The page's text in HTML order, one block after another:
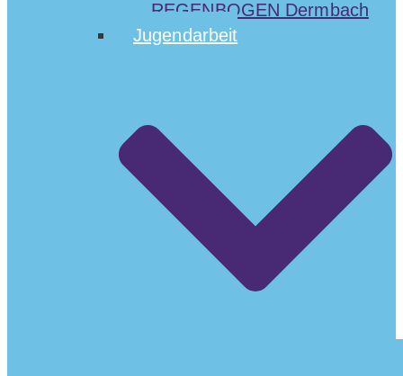
REGENBOGEN Dermbach
Jugendarbeit